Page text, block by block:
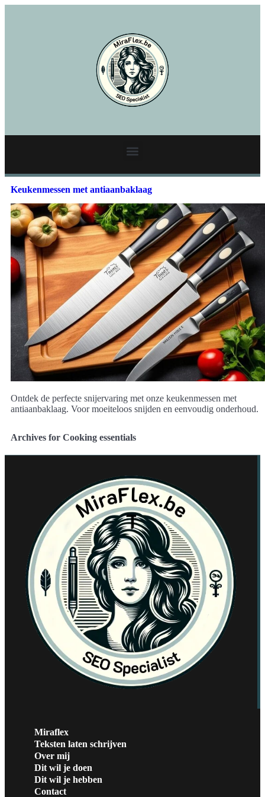
Keukenmessen met antiaanbaklaag
Ontdek de perfecte snijervaring met onze keukenmessen met
antiaanbaklaag. Voor moeiteloos snijden en eenvoudig onderhoud.
Archives for Cooking essentials
Miraflex
Teksten laten schrijven
Over mij
Dit wil je doen
Dit wil je hebben
Contact